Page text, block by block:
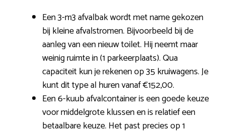
Een 3-m3 afvalbak wordt met name gekozen
bij kleine afvalstromen. Bijvoorbeeld bij de
aanleg van een nieuw toilet. Hij neemt maar
weinig ruimte in (1 parkeerplaats). Qua
capaciteit kun je rekenen op 35 kruiwagens. Je
kunt dit type al huren vanaf €152,00.
Een 6-kuub afvalcontainer is een goede keuze
voor middelgrote klussen en is relatief een
betaalbare keuze. Het past precies op 1